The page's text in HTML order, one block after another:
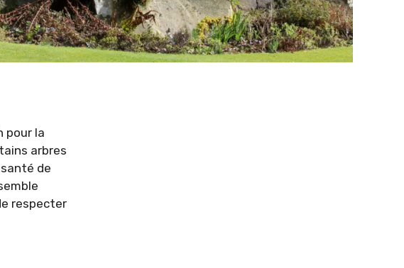
pour la
arbres
de
respecter